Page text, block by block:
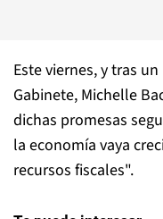
Este viernes, y tras
Gabinete, Michelle
dichas promesas
la economía vaya
recursos fiscales".